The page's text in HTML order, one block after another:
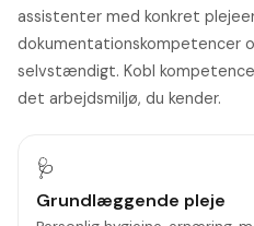
assistenter med konkret
dokumentationskompetencer
selvstændigt. Kobl
det arbejdsmiljø, du kender.
🩺
Grundlæggende pleje